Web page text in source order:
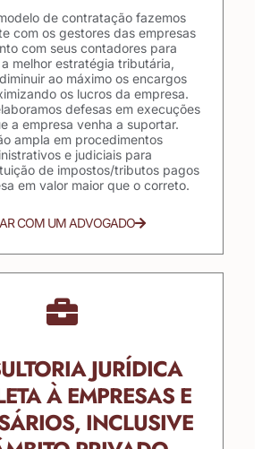
de contratação fazemos
com os gestores das empresas
com seus contadores para
melhor estratégia tributária,
ao máximo os encargos
os lucros da empresa.
defesas em execuções
a empresa venha a suportar.
ampla em procedimentos
e judiciais para
de impostos/tributos pagos
em valor maior que o correto.
COM UM ADVOGADO
JURÍDICA
À EMPRESAS E
INCLUSIVE